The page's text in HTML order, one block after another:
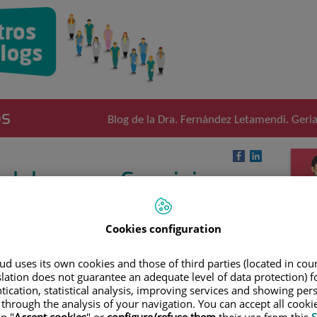
Blog de la Dra. Fernández Letamendi.
ocaso. Convivir con
demencia
frecuente en Geriatría son los síntomas conductuales del
Entre ellos está el denominado "síndrome del ocaso",
de síntomas o comportamientos que aparecen al
la noche y que pueden incluir dificultad para conciliar
alucinaciones, pasear sin parar ("vagabundeo"),
Cookies configuration
uses its own cookies and those of third parties (located in
does not guarantee an adequate level of data protection)
statistical analysis, improving services and showing
the analysis of your navigation. You can accept all